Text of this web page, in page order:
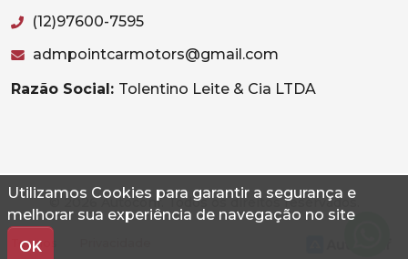
Utilizamos Cookies para garantir a segurança e
melhorar sua experiência de navegação no site
OK
(12)97600-7595
admpointcarmotors@gmail.com
Razão Social: Tolentino Leite & Cia LTDA
© 2026 Autoconf. Todos os direitos reservados.
Termos